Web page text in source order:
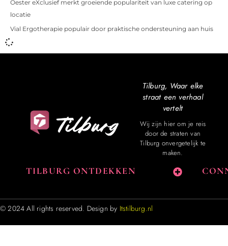
Oester eXclusief merkt groeiende populariteit van luxe catering op
locatie
Vial Ergotherapie populair door praktische ondersteuning aan huis
TILBURG ONTDEKKEN
Tilburg, Waar elke
straat een verhaal
vertelt
Wij zijn hier om je reis
door de straten van
Tilburg onvergetelijk te
maken.
© 2024 All rights reserved. Design by Itstilburg.nl